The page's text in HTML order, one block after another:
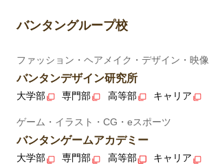
バンタングループ校
ファッション・ヘアメイク・デザイン・映像
バンタンデザイン研究所
大学部 専門部 高等部 キャリア
ゲーム・イラスト・CG・eスポーツ
バンタンゲームアカデミー
大学部 専門部 高等部 キャリア